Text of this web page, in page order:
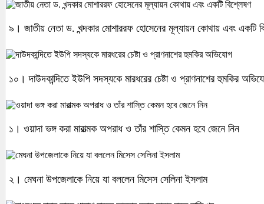
৯। জাতীয় নেতা ড. খন্দকার মোশাররফ হোসেনের মূল্যায়ন কোথায় এবং একটি
১০। দাউদকান্দিতে ইউপি সদস্যকে মারধরের চেষ্টা ও প্রাণনাশের হুমকির
১। ওয়াদা ভঙ্গ করা মারাত্মক অপরাধ ও তাঁর শাস্তি কেমন হবে জেনে নিন
২। মেঘনা উপজেলাকে নিয়ে যা বললেন মিসেস সেলিনা ইসলাম